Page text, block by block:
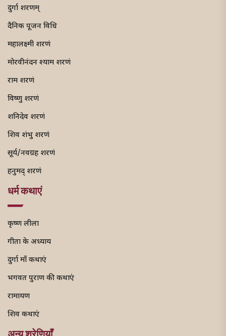
दुर्गा शरणम्
दैनिक पूजन विधि
महालक्ष्मी शरणं
मोरवीनंदन श्याम शरणं
राम शरणं
विष्णु शरणं
शनिदेव शरणं
शिव शंभु शरणं
सूर्य/नवग्रह शरणं
हनुमद् शरणं
धर्म कथाएं
कृष्ण लीला
गीता के अध्याय
दुर्गा माँ कथाएं
भगवत पुराण की कथाएं
रामायण
शिव कथाएं